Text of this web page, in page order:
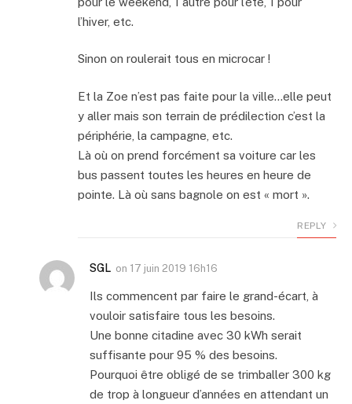
l’hiver, etc.
Sinon on roulerait tous en microcar !
Et la Zoe n’est pas faite pour la ville…elle peut
y aller mais son terrain de prédilection c’est la
périphérie, la campagne, etc.
Là où on prend forcément sa voiture car les
bus passent toutes les heures en heure de
pointe. Là où sans bagnole on est « mort ».
REPLY
SGL on 17 juin 2019 16h16
Ils commencent par faire le grand-écart, à
vouloir satisfaire tous les besoins.
Une bonne citadine avec 30 kWh serait
suffisante pour 95 % des besoins.
Pourquoi être obligé de se trimballer 300 kg
de trop à longueur d’années en attendant un